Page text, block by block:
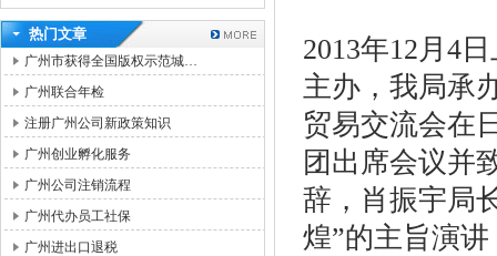
热门文章
广州市获得全国版权示范城…
广州联合年检
注册广州公司新政策知识
广州创业孵化服务
广州公司注销流程
广州代办员工社保
广州进出口退税
2013年12月4
主办，我局承
贸易交流会在
团出席会议并
辞，肖振宇局
煌”的主旨演